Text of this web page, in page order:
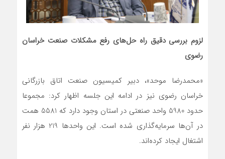
لزوم بررسی دقیق راه حل‌های رفع مشکلات صنعت خراسان
رضوی
«محمدرضا موحد»، دبیر کمیسیون صنعت اتاق بازرگانی
خراسان رضوی نیز در ادامه این جلسه اظهار کرد: مجموعا
حدود 5980 واحد صنعتی در استان وجود دارد که 5581 همت
در آن‌ها سرمایه‌گذاری شده است. این واحد‌ها 219 هزار نفر
اشتغال ایجاد کرده‌اند.